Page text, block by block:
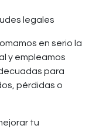
legales
en serio la
y empleamos
para
pérdidas o
tu